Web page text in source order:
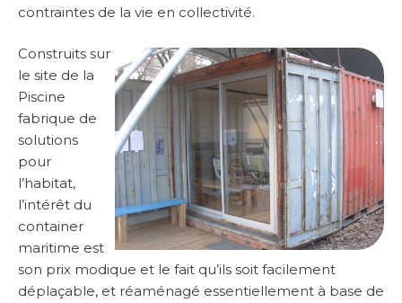
contraintes de la vie en collectivité.
Construits sur
le site de la
Piscine
fabrique de
solutions
pour
l’habitat,
l’intérêt du
container
maritime est
son prix modique et le fait qu’ils soit facilement
déplaçable, et réaménagé essentiellement à base de